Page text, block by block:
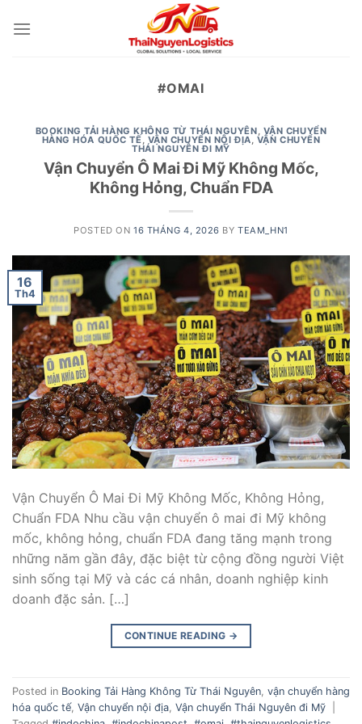
#OMAI
BOOKING TẢI HÀNG KHÔNG TỪ THÁI NGUYÊN, VẬN CHUYỂN
HÀNG HÓA QUỐC TẾ, VẬN CHUYỂN NỘI ĐỊA, VẬN CHUYỂN
THÁI NGUYÊN ĐI MỸ
Vận Chuyển Ô Mai Đi Mỹ Không Mốc,
Không Hỏng, Chuẩn FDA
POSTED ON 16 THÁNG 4, 2026 BYTEAM_HN1
16
Th4
Vận Chuyển Ô Mai Đi Mỹ Không Mốc, Không Hỏng,
Chuẩn FDA Nhu cầu vận chuyển ô mai đi Mỹ không
mốc, không hỏng, chuẩn FDA đang tăng mạnh trong
những năm gần đây, đặc biệt từ cộng đồng người Việt
sinh sống tại Mỹ và các cá nhân, doanh nghiệp kinh
doanh đặc sản. […]
CONTINUE READING →
Posted in Booking Tải Hàng Không Từ Thái Nguyên vận chuyển hàng
hóa quốc tế, Vận chuyển nội địa Vận chuyển Thái Nguyên đi Mỹ